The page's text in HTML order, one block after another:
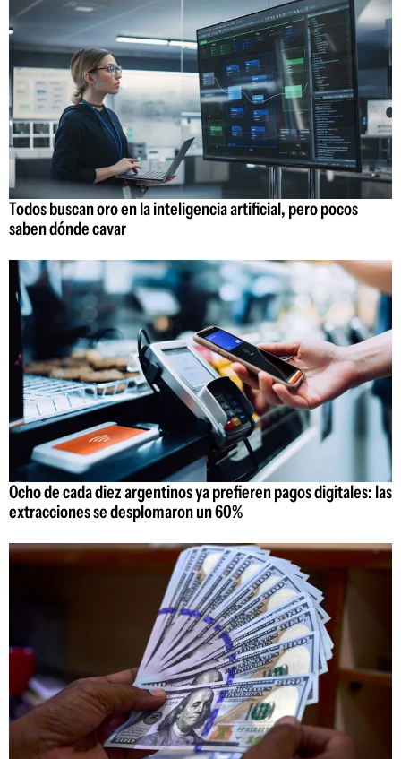
Todos buscan oro en la inteligencia artificial, pero pocos
saben dónde cavar
Ocho de cada diez argentinos ya prefieren pagos digitales: las
extracciones se desplomaron un 60%